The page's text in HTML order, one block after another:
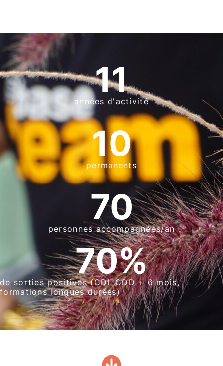
années d'activité
11
permanents
10
personnes accompagnées/an
70
de sorties positives (CDI, CDD + 6 mois,
formations longues durées)
70%